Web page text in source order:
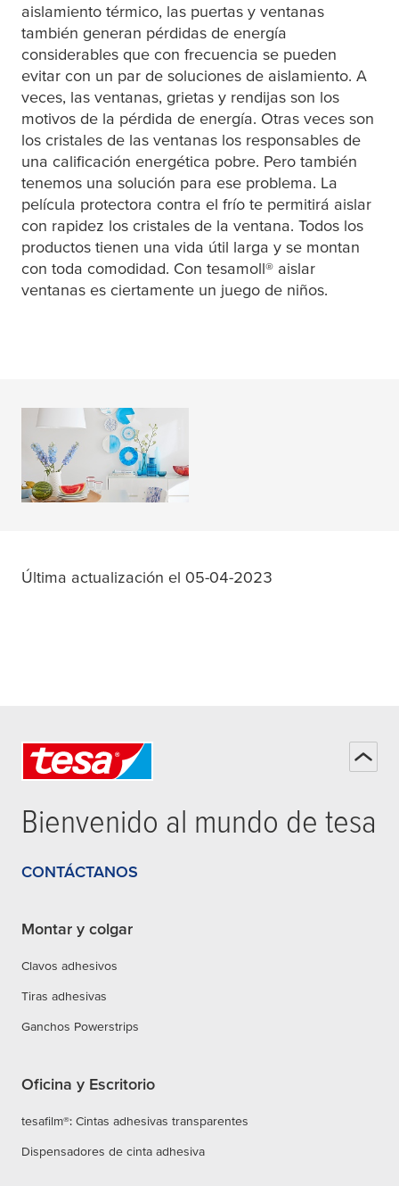
aislamiento térmico, las puertas y ventanas
también generan pérdidas de energía
considerables que con frecuencia se pueden
evitar con un par de soluciones de aislamiento. A
veces, las ventanas, grietas y rendijas son los
motivos de la pérdida de energía. Otras veces son
los cristales de las ventanas los responsables de
una calificación energética pobre. Pero también
tenemos una solución para ese problema. La
película protectora contra el frío te permitirá aislar
con rapidez los cristales de la ventana. Todos los
productos tienen una vida útil larga y se montan
con toda comodidad. Con tesamoll® aislar
ventanas es ciertamente un juego de niños.
DIY Magazine
LEER MÁS
Última actualización el 05-04-2023
Bienvenido al mundo de tesa
CONTÁCTANOS
Montar y colgar
Clavos adhesivos
Tiras adhesivas
Ganchos Powerstrips
Oficina y Escritorio
tesafilm®: Cintas adhesivas transparentes
Dispensadores de cinta adhesiva